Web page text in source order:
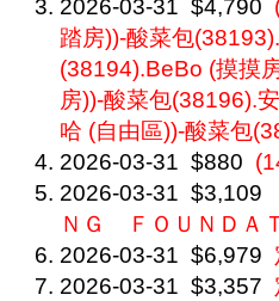
2026-03-31 $4,790
踏房))-酸菜包
(38194).BeBo (摸摸
房))-酸菜包(38196).
哈 (自由區))-酸菜包
2026-03-31 $880
2026-03-31 $3,109
ＮＧ ＦＯＵＮＤＡ
2026-03-31 $6,979
2026-03-31 $3,357